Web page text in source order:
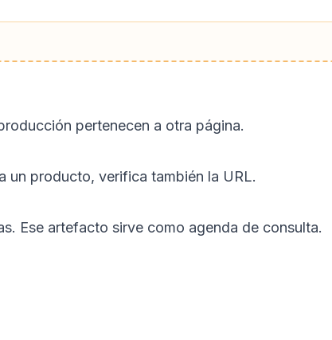
pertenecen a otra página.
un producto, verifica también la URL.
Ese artefacto sirve como agenda de consulta.